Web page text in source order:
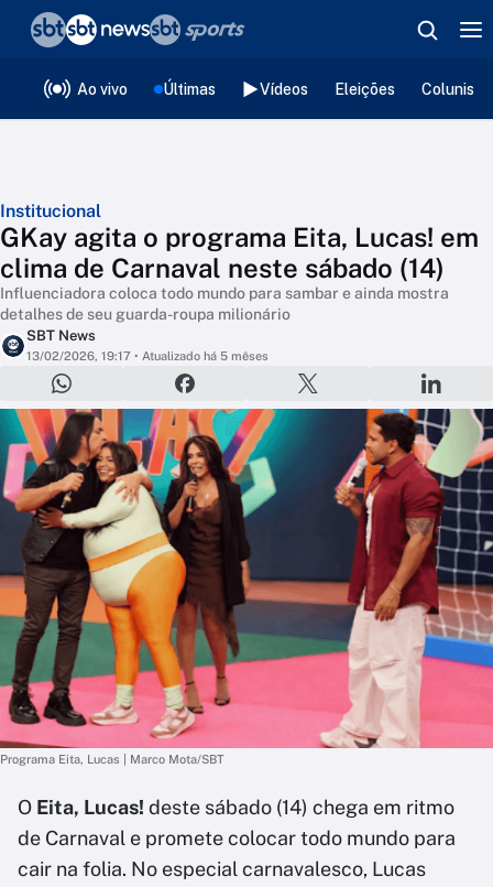
Ao vivo Últimas Vídeos Eleições
Institucional
GKay agita o programa Eita, Lucas! em
clima de Carnaval neste sábado (14)
Influenciadora coloca todo mundo para sambar e ainda mostra
detalhes de seu guarda-roupa milionário
SBT News
13/02/2026, 19:17 • Atualizado há 5 mêses
Programa Eita, Lucas | Marco Mota/SBT
O Eita, Lucas! deste sábado (14) chega em ritmo
de Carnaval e promete colocar todo mundo para
cair na folia. No especial carnavalesco, Lucas
❮voltar
Editorias